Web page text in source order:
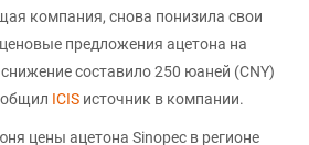
компания, снова понизила свои
предложения ацетона на
составило 250 юаней (CNY)
ICIS источник в компании.
цены ацетона Sinopec в регионе